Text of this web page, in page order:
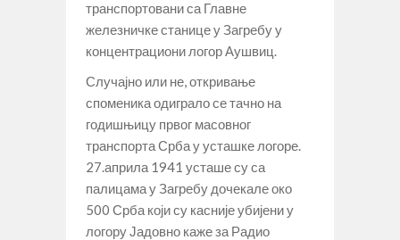
транспортовани са Главне
железничке станице у Загребу у
концентрациони логор Аушвиц.
Случајно или не, откривање
споменика одиграло се тачно на
годишњицу првог масовног
транспорта Срба у усташке логоре.
27.априла 1941 усташе су са
палицама у Загребу дочекале око
500 Срба који су касније убијени у
логору Јадовно каже за Радио